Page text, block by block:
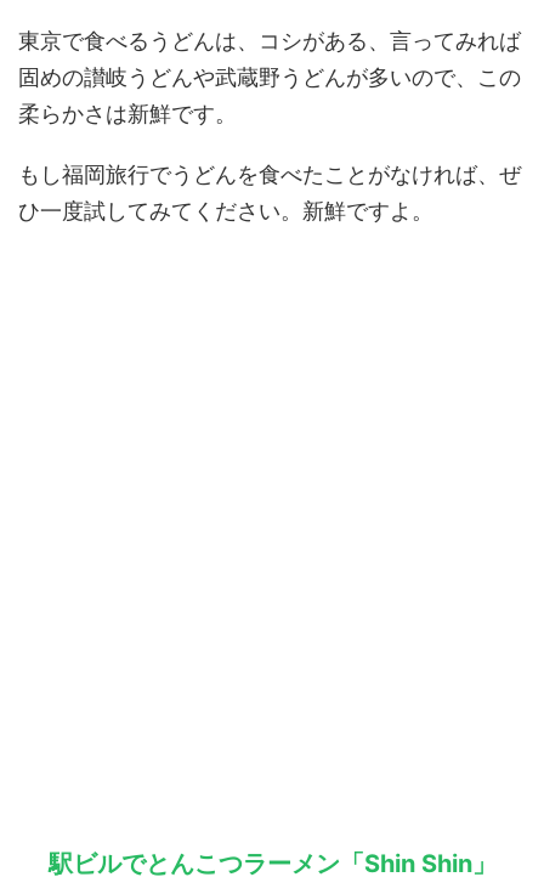
東京で食べるうどんは、コシがある、言ってみれば
固めの讃岐うどんや武蔵野うどんが多いので、この
柔らかさは新鮮です。
もし福岡旅行でうどんを食べたことがなければ、ぜ
ひ一度試してみてください。新鮮ですよ。
駅ビルでとんこつラーメン「Shin Shin」